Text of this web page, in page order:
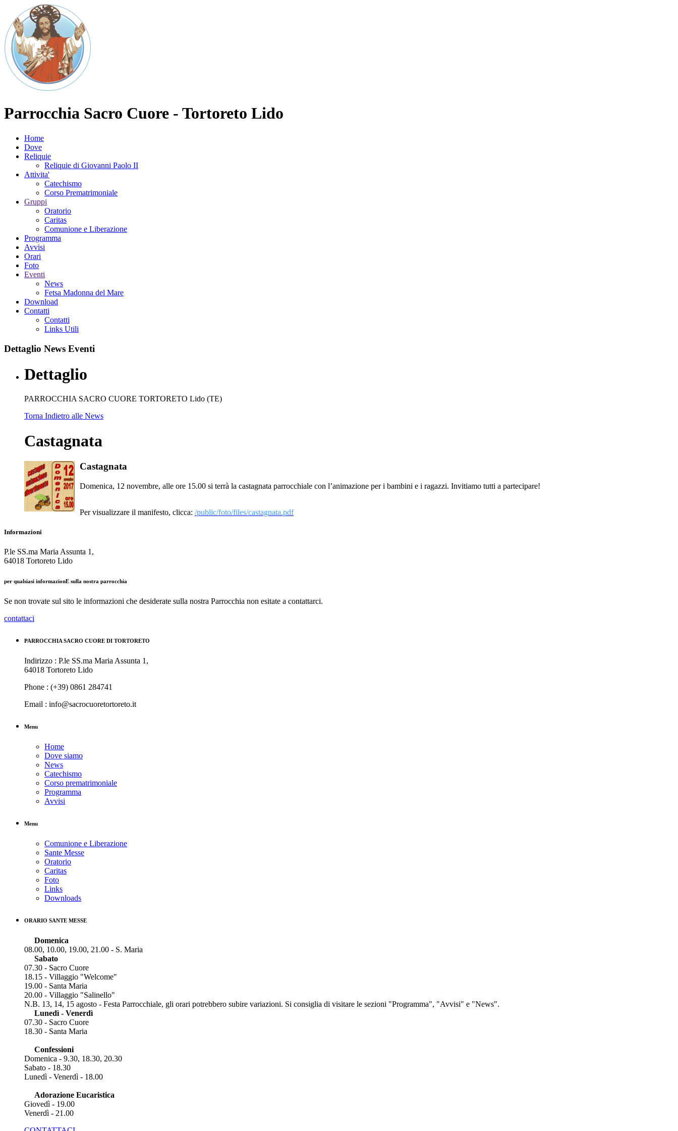
Parrocchia Sacro Cuore - Tortoreto Lido
Home
Dove
Reliquie
Reliquie di Giovanni Paolo II
Attivita'
Catechismo
Corso Prematrimoniale
Gruppi
Oratorio
Caritas
Comunione e Liberazione
Programma
Avvisi
Orari
Foto
Eventi
News
Fetsa Madonna del Mare
Download
Contatti
Contatti
Links Utili
Dettaglio News Eventi
Dettaglio
PARROCCHIA SACRO CUORE TORTORETO Lido (TE)
Torna Indietro alle News
Castagnata
Castagnata
Domenica, 12 novembre, alle ore 15.00 si terrà la castagnata parrocchiale con l’animazione per i bambini e i ragazzi. Invitiamo tutti a partecipare!
Per visualizzare il manifesto, clicca: /public/foto/files/castagnata.pdf
Informazioni
P.le SS.ma Maria Assunta 1,
64018 Tortoreto Lido
per qualsiasi informazionE sulla nostra parrocchia
Se non trovate sul sito le informazioni che desiderate sulla nostra Parrocchia non esitate a contattarci.
contattaci
PARROCCHIA SACRO CUORE DI TORTORETO
Indirizzo : P.le SS.ma Maria Assunta 1,
64018 Tortoreto Lido
Phone : (+39) 0861 284741
Email : info@sacrocuoretortoreto.it
Menu
Home
Dove siamo
News
Catechismo
Corso prematrimoniale
Programma
Avvisi
Menu
Comunione e Liberazione
Sante Messe
Oratorio
Caritas
Foto
Links
Downloads
ORARIO SANTE MESSE
Domenica
08.00, 10.00, 19.00, 21.00 - S. Maria
Sabato
07.30 - Sacro Cuore
18.15 - Villaggio "Welcome"
19.00 - Santa Maria
20.00 - Villaggio "Salinello"
N.B. 13, 14, 15 agosto - Festa Parrocchiale, gli orari potrebbero subire variazioni. Si consiglia di visitare le sezioni "Programma", "Avvisi" e "News".
Lunedì - Venerdì
07.30 - Sacro Cuore
18.30 - Santa Maria
Confessioni
Domenica - 9.30, 18.30, 20.30
Sabato - 18.30
Lunedì - Venerdì - 18.00
Adorazione Eucaristica
Giovedì - 19.00
Venerdì - 21.00